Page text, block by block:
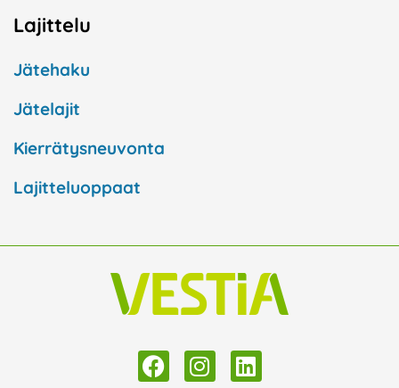
Lajittelu
Jätehaku
Jätelajit
Kierrätysneuvonta
Lajitteluoppaat
a
n
i